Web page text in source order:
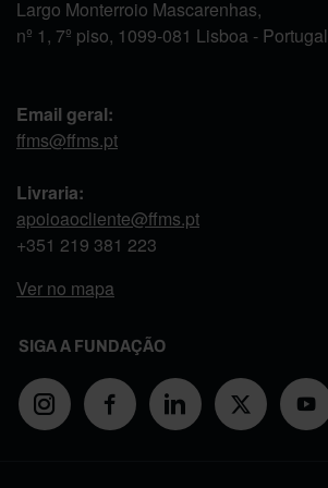
Largo Monterroio Mascarenhas,
nº 1, 7º piso, 1099-081 Lisboa - Portugal
Email geral:
ffms@ffms.pt
Livraria:
apoioaocliente@ffms.pt
+351 219 381 223
Ver no mapa
SIGA A FUNDAÇÃO